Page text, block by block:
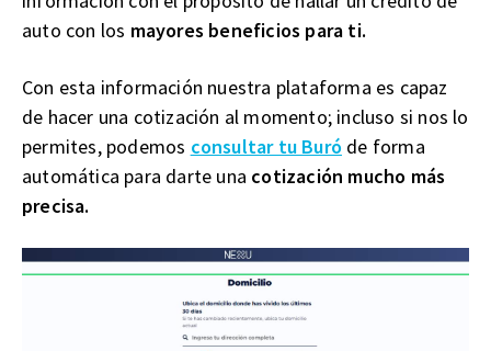
auto con los mayores beneficios para ti.
Con esta información nuestra plataforma es capaz
de hacer una cotización al momento; incluso si nos lo
permites, podemos consultar tu Buró de forma
automática para darte una cotización mucho más
precisa.